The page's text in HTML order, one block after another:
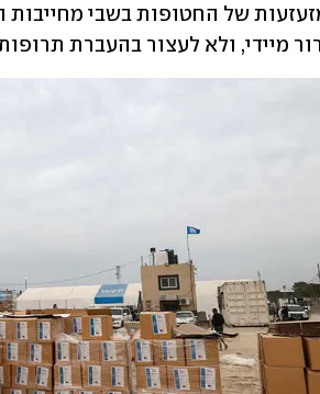
מיידי, ולא לעצור בהעברת